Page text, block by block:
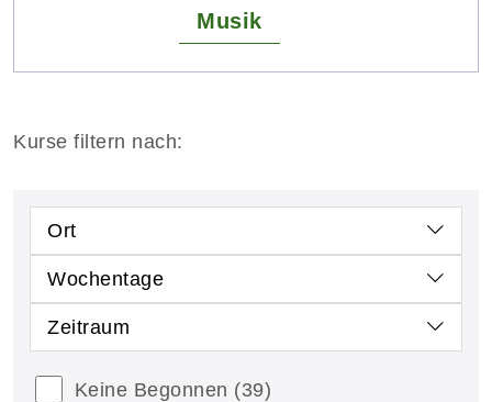
Musik
Kurse filtern nach:
Ort
Wochentage
Zeitraum
Keine Begonnen (39)